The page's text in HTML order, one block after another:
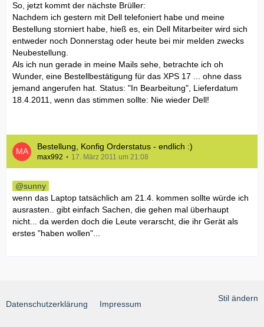
So, jetzt kommt der nächste Brüller:
Nachdem ich gestern mit Dell telefoniert habe und meine
Bestellung storniert habe, hieß es, ein Dell Mitarbeiter wird sich
entweder noch Donnerstag oder heute bei mir melden zwecks
Neubestellung.
Als ich nun gerade in meine Mails sehe, betrachte ich oh
Wunder, eine Bestellbestätigung für das XPS 17 ... ohne dass
jemand angerufen hat. Status: "In Bearbeitung", Lieferdatum
18.4.2011, wenn das stimmen sollte: Nie wieder Dell!
Bestellung, Konfig Orderstatus - endlich :)
max992 17. März 2011 um 21:08
sunny
wenn das Laptop tatsächlich am 21.4. kommen sollte würde ich
ausrasten.. gibt einfach Sachen, die gehen mal überhaupt
nicht... da werden doch die Leute verarscht, die ihr Gerät als
erstes "haben wollen"...
Stil ändern
Datenschutzerklärung Impressum